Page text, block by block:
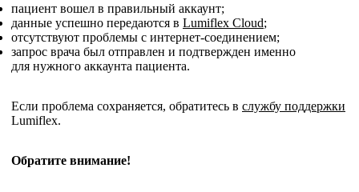
пациент вошел в правильный аккаунт;
данные успешно передаются в Lumiflex Cloud;
отсутствуют проблемы с интернет-соединением;
запрос врача был отправлен и подтвержден именно
для нужного аккаунта пациента.
Если проблема сохраняется, обратитесь в службу поддержки
Lumiflex.
Обратите внимание!